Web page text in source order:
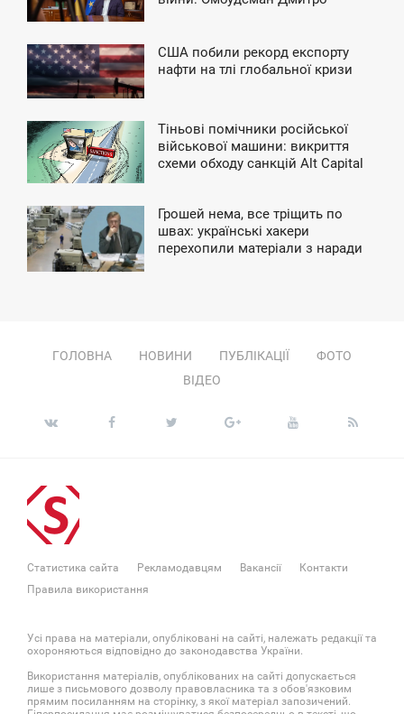
США побили рекорд експорту
нафти на тлі глобальної кризи
Тіньові помічники російської
військової машини: викриття
схеми обходу санкцій Alt Capital
Грошей нема, все тріщить по
швах: українські хакери
перехопили матеріали з наради
ГОЛОВНА НОВИНИ ПУБЛІКАЦІЇ
ФОТО
ВІДЕО
Статистика сайта Рекламодавцям Вакансії
Контакти
Правила використання
Усі права на матеріали, опубліковані на сайті, належать редакції та
охороняються відповідно до законодавства України.
Використання матеріалів, опублікованих на сайті допускається
лише з письмового дозволу правовласника та з обов'язковим
прямим посиланням на сторінку, з якої матеріал запозичений.